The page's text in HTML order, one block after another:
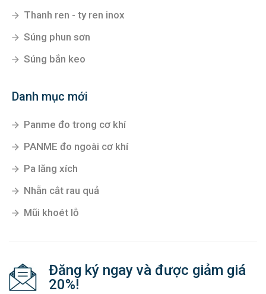
Thanh ren - ty ren inox
Súng phun sơn
Súng bắn keo
Danh mục mới
Panme đo trong cơ khí
PANME đo ngoài cơ khí
Pa lăng xích
Nhẵn cắt rau quả
Mũi khoét lỗ
Đăng ký ngay và được giảm giá
20%!